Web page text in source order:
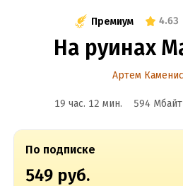
Премиум 4.63
На руинах
Артем
19 час. 12 мин. 594 Мбайт
По подписке
549 руб.